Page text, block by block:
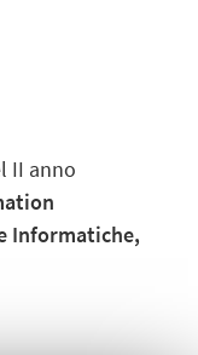
II anno
Informatiche,